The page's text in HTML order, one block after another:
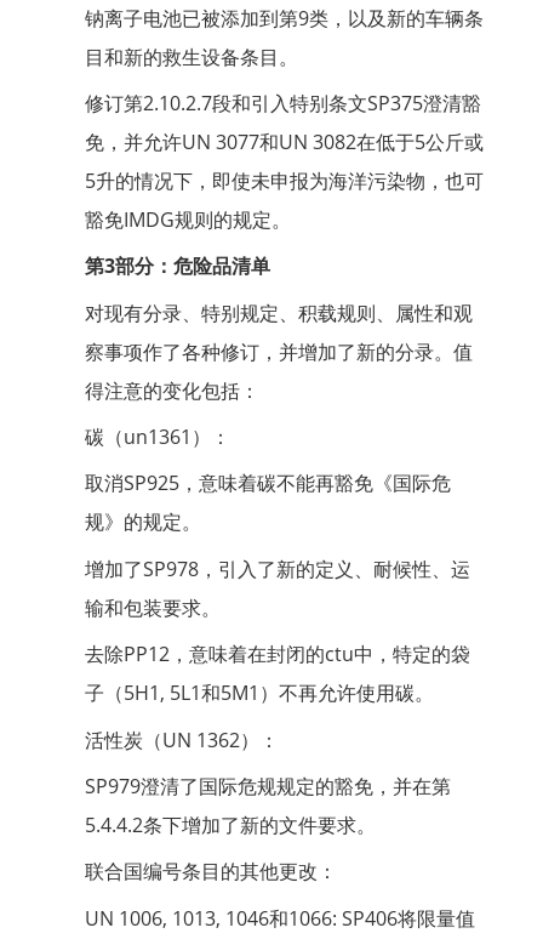
钠离子电池已被添加到第9类，以及新的车辆条
目和新的救生设备条目。
修订第2.10.2.7段和引入特别条文SP375澄清豁
免，并允许UN 3077和UN 3082在低于5公斤或
5升的情况下，即使未申报为海洋污染物，也可
豁免IMDG规则的规定。
第3部分：危险品清单
对现有分录、特别规定、积载规则、属性和观
察事项作了各种修订，并增加了新的分录。值
得注意的变化包括：
碳（un1361）：
取消SP925，意味着碳不能再豁免《国际危
规》的规定。
增加了SP978，引入了新的定义、耐候性、运
输和包装要求。
去除PP12，意味着在封闭的ctu中，特定的袋
子（5H1, 5L1和5M1）不再允许使用碳。
活性炭（UN 1362）：
SP979澄清了国际危规规定的豁免，并在第
5.4.4.2条下增加了新的文件要求。
联合国编号条目的其他更改：
UN 1006, 1013, 1046和1066: SP406将限量值